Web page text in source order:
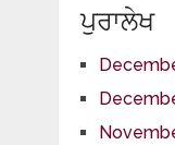
ਪੁਰਾਲੇਖ